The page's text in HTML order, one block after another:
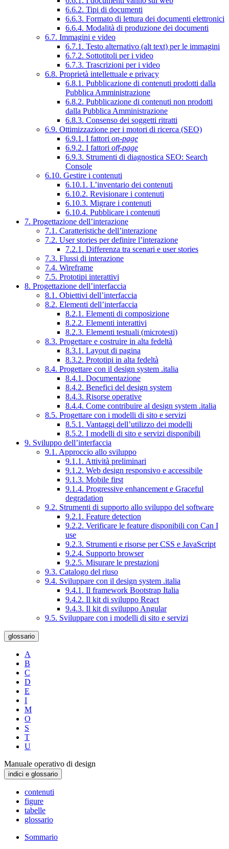
6.6.2. Tipi di documenti
6.6.3. Formato di lettura dei documenti elettronici
6.6.4. Modalità di produzione dei documenti
6.7. Immagini e video
6.7.1. Testo alternativo (alt text) per le immagini
6.7.2. Sottotitoli per i video
6.7.3. Trascrizioni per i video
6.8. Proprietà intellettuale e privacy
6.8.1. Pubblicazione di contenuti prodotti dalla
Pubblica Amministrazione
6.8.2. Pubblicazione di contenuti non prodotti
dalla Pubblica Amministrazione
6.8.3. Consenso dei soggetti ritratti
6.9. Ottimizzazione per i motori di ricerca (SEO)
6.9.1. I fattori on-page
6.9.2. I fattori off-page
6.9.3. Strumenti di diagnostica SEO: Search
Console
6.10. Gestire i contenuti
6.10.1. L’inventario dei contenuti
6.10.2. Revisionare i contenuti
6.10.3. Migrare i contenuti
6.10.4. Pubblicare i contenuti
7. Progettazione dell’interazione
7.1. Caratteristiche dell’interazione
7.2. User stories per definire l’interazione
7.2.1. Differenza tra scenari e user stories
7.3. Flussi di interazione
7.4. Wireframe
7.5. Prototipi interattivi
8. Progettazione dell’interfaccia
8.1. Obiettivi dell’interfaccia
8.2. Elementi dell’interfaccia
8.2.1. Elementi di composizione
8.2.2. Elementi interattivi
8.2.3. Elementi testuali (microtesti)
8.3. Progettare e costruire in alta fedeltà
8.3.1. Layout di pagina
8.3.2. Prototipi in alta fedeltà
8.4. Progettare con il design system .italia
8.4.1. Documentazione
8.4.2. Benefici del design system
8.4.3. Risorse operative
8.4.4. Come contribuire al design system .italia
8.5. Progettare con i modelli di sito e servizi
8.5.1. Vantaggi dell’utilizzo dei modelli
8.5.2. I modelli di sito e servizi disponibili
9. Sviluppo dell’interfaccia
9.1. Approccio allo sviluppo
9.1.1. Attività preliminari
9.1.2. Web design responsivo e accessibile
9.1.3. Mobile first
9.1.4. Progressive enhancement e Graceful
degradation
9.2. Strumenti di supporto allo sviluppo del software
9.2.1. Feature detection
9.2.2. Verificare le feature disponibili con Can I
use
9.2.3. Strumenti e risorse per CSS e JavaScript
9.2.4. Supporto browser
9.2.5. Misurare le prestazioni
9.3. Catalogo del riuso
9.4. Sviluppare con il design system .italia
9.4.1. Il framework Bootstrap Italia
9.4.2. Il kit di sviluppo React
9.4.3. Il kit di sviluppo Angular
9.5. Sviluppare con i modelli di sito e servizi
glossario
A
B
C
D
E
I
M
O
S
T
U
Manuale operativo di design
indici e glossario
contenuti
figure
tabelle
glossario
Sommario